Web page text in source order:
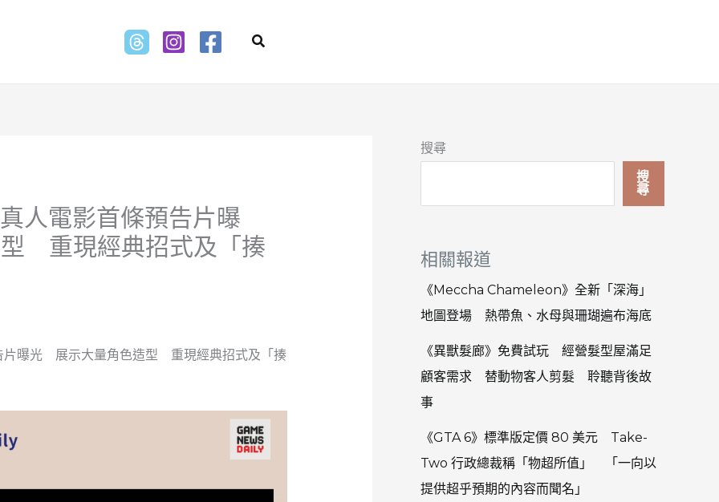
Search
人電影首條預告片曝
重現經典招式及「揍
曝光 展示大量角色造型 重現經典招式及「揍
搜尋
搜
尋
相關報道
《Meccha Chameleon》全新「深海」
地圖登場 熱帶魚、水母與珊瑚遍布海底
《異獸髮廊》免費試玩 經營髮型屋滿足
顧客需求 替動物客人剪髮 聆聽背後故
事
《GTA 6》標準版定價 80 美元 Take-
Two 行政總裁稱「物超所值」 「一向以
提供超乎預期的內容而聞名」